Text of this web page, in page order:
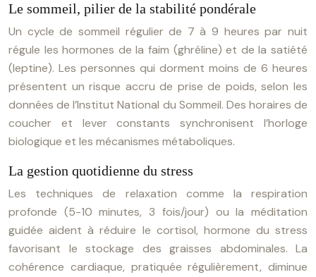
Le sommeil, pilier de la stabilité pondérale
Un cycle de sommeil régulier de 7 à 9 heures par nuit
régule les hormones de la faim (ghréline) et de la satiété
(leptine). Les personnes qui dorment moins de 6 heures
présentent un risque accru de prise de poids, selon les
données de l’Institut National du Sommeil. Des horaires de
coucher et lever constants synchronisent l’horloge
biologique et les mécanismes métaboliques.
La gestion quotidienne du stress
Les techniques de relaxation comme la respiration
profonde (5-10 minutes, 3 fois/jour) ou la méditation
guidée aident à réduire le cortisol, hormone du stress
favorisant le stockage des graisses abdominales. La
cohérence cardiaque, pratiquée régulièrement, diminue